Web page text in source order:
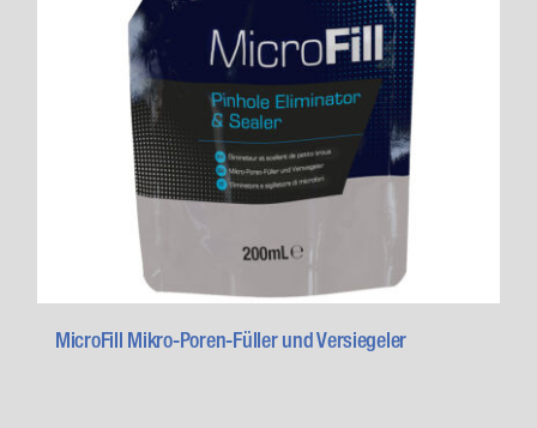
MicroFill Mikro-Poren-Füller und Versiegeler